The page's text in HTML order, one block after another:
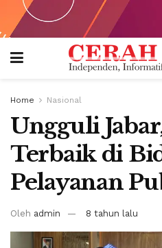
Home Nasional
Ungguli
Terbaik di
Pelayanan
Oleh admin 8 tahun lalu